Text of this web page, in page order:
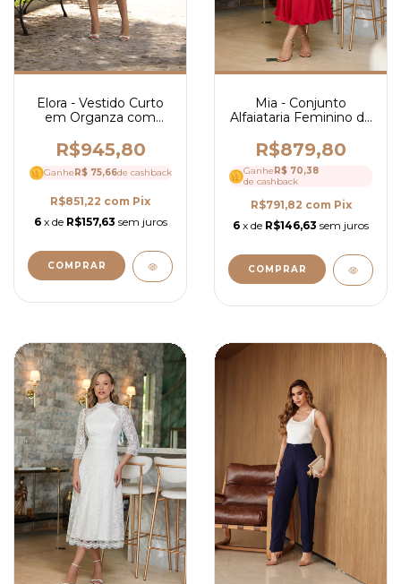
Elora - Vestido Curto
em Organza com
e Amarração Na
Cintura - Ref 4250
R$945,80
Ganhe R$ 75,66de cashback
R$851,22 com Pix
6 x de R$157,63 sem juros
COMPRAR
Mia - Conjunto
Alfaiataria Feminino de
Cintura e Saia Mídi
Elegante- Ref 4248
R$879,80
Ganhe R$ 70,38
de cashback
R$791,82 com Pix
6 x de R$146,63 sem juros
COMPRAR